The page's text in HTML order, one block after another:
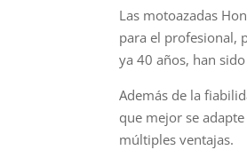
Las motoazadas
para el profesional,
ya 40 años, han
Además de la
que mejor se
múltiples ventajas.